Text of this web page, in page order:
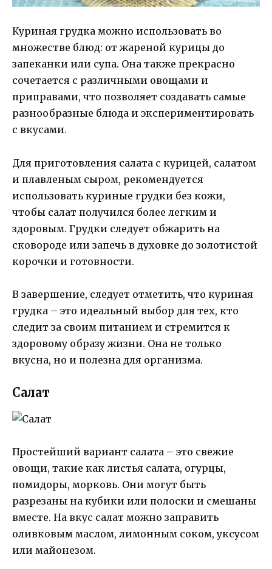
Куриная грудка можно использовать во
множестве блюд: от жареной курицы до
запеканки или супа. Она также прекрасно
сочетается с различными овощами и
приправами, что позволяет создавать самые
разнообразные блюда и экспериментировать
с вкусами.
Для приготовления салата с курицей, салатом
и плавленым сыром, рекомендуется
использовать куриные грудки без кожи,
чтобы салат получился более легким и
здоровым. Грудки следует обжарить на
сковороде или запечь в духовке до золотистой
корочки и готовности.
В завершение, следует отметить, что куриная
грудка – это идеальный выбор для тех, кто
следит за своим питанием и стремится к
здоровому образу жизни. Она не только
вкусна, но и полезна для организма.
Салат
Простейший вариант салата – это свежие
овощи, такие как листья салата, огурцы,
помидоры, морковь. Они могут быть
разрезаны на кубики или полоски и смешаны
вместе. На вкус салат можно заправить
оливковым маслом, лимонным соком, уксусом
или майонезом.